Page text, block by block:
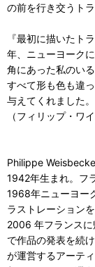
の前を行き交うト
『最初に描いたト
年、ニューヨーク
角にあった私のい
すべて形も色も違
与えてくれました。
（フィリップ・ワ
Philippe
1942年生まれ。フ
1968年ニューヨー
ラストレーション
2006 年フランスに
で作品の発表を続
が運営するアーテ